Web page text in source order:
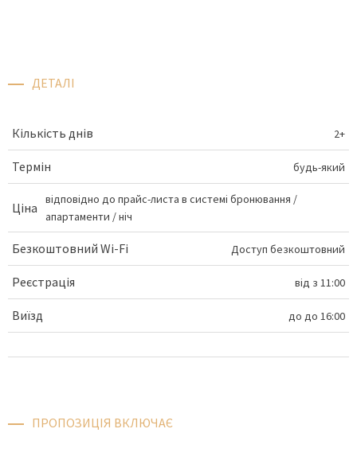
ДЕТАЛІ
Кількість днів 2+
Термін будь-який
Ціна
відповідно до прайс-листа в системі бронювання /
апартаменти / ніч
Безкоштовний Wi-Fi Доступ безкоштовний
Реєстрація від з 11:00
Виїзд до до 16:00
ПРОПОЗИЦІЯ ВКЛЮЧАЄ